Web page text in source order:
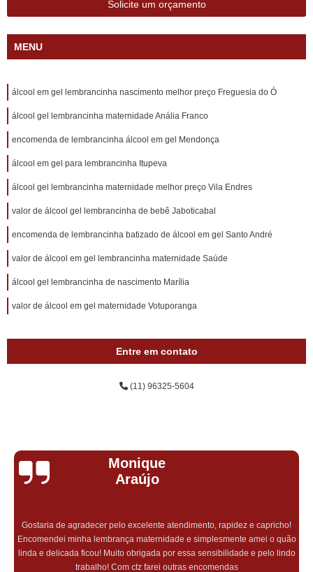
Solicite um orçamento
MENU
álcool em gel lembrancinha nascimento melhor preço Freguesia do Ó
álcool gel lembrancinha maternidade Anália Franco
encomenda de lembrancinha álcool em gel Mendonça
álcool em gel para lembrancinha Itupeva
álcool gel lembrancinha maternidade melhor preço Vila Endres
valor de álcool gel lembrancinha de bebê Jaboticabal
encomenda de lembrancinha batizado de álcool em gel Santo André
valor de álcool em gel lembrancinha maternidade Saúde
álcool gel lembrancinha de nascimento Marília
valor de álcool em gel maternidade Votuporanga
Entre em contato
(11) 96325-5604
Monique
Araújo
Gostaria de agradecer pelo excelente atendimento, rapidez e capricho!
Encomendei minha lembrança maternidade e simplesmente amei o quão
linda e delicada ficou! Muito obrigada por essa sensibilidade e pelo lindo
trabalho! Com ctz farei outras encomendas